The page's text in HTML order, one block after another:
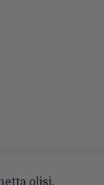
olisi.